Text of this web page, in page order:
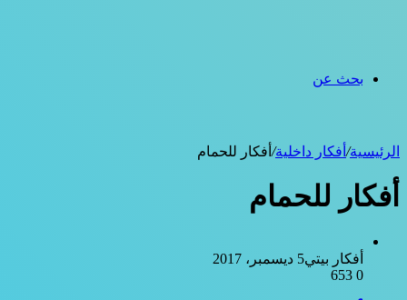
بحث عن
الرئيسية/ أفكار داخلية/ أفكار للحمام
أفكار للحمام
أفكار بيتي5 ديسمبر، 2017
0